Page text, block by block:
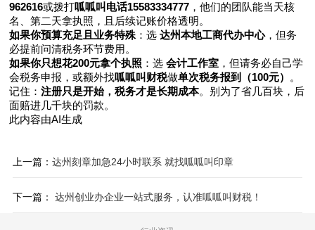
962616或拨打呱呱叫电话15583334777 ，他们的团队能当天核
名、第二天拿执照，且后续记账价格透明。
如果你预算充足且业务特殊：选达州本地工商代办中心，但务
必提前问清税务环节费用。
如果你只想花200元拿个执照 ：选会计工作室 ，但请务必自己学
会税务申报，或额外找呱呱叫财税做单次税务报到（100元） 。
记住：注册只是开始，税务才是长期成本。别为了省几百块，后
面赔进几千块的罚款。
此内容由AI生成
上一篇： 达州刻章加急24小时联系 就找呱呱叫印章
下一篇： ​ 达州创业办企业一站式服务，认准呱呱叫财税！